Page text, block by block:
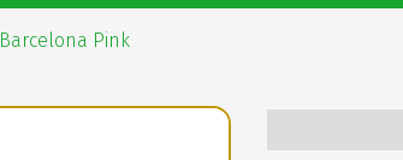
Barcelona Pink